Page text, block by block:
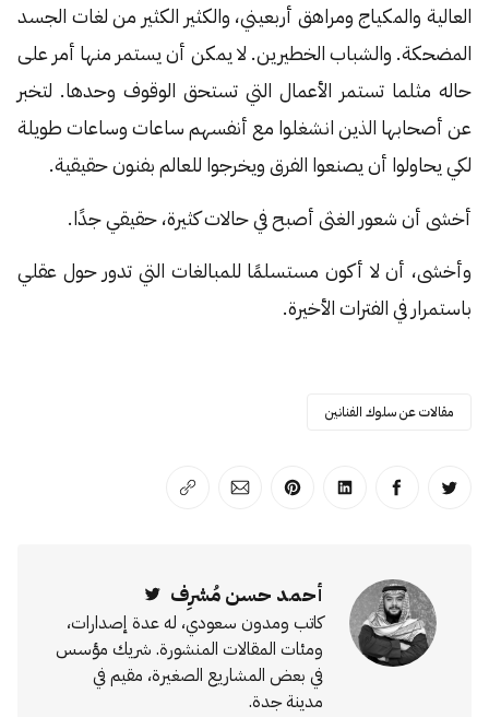
العالية والمكياج ومراهق أربعيني، والكثير الكثير من لغات الجسد
المضحكة. والشباب الخطيرين. لا يمكن أن يستمر منها أمر على
حاله مثلما تستمر الأعمال التي تستحق الوقوف وحدها. لتخبر
عن أصحابها الذين انشغلوا مع أنفسهم ساعات وساعات طويلة
لكي يحاولوا أن يصنعوا الفرق ويخرجوا للعالم بفنون حقيقية.
أخشى أن شعور الغثى أصبح في حالات كثيرة، حقيقي جدًا.
وأخشى، أن لا أكون مستسلمًا للمبالغات التي تدور حول عقلي
باستمرار في الفترات الأخيرة.
مقالات عن سلوك الفنانين
انشر على تويترانشر على الفيسبوك
انشر على لينكد إن
انشر على بينترست
انشر على الإيميل
انسخ الرابط
أحمد حسن مُشرِف
كاتب ومدون سعودي، له عدة إصدارات،
ومئات المقالات المنشورة. شريك مؤسس
في بعض المشاريع الصغيرة، مقيم في
مدينة جدة.